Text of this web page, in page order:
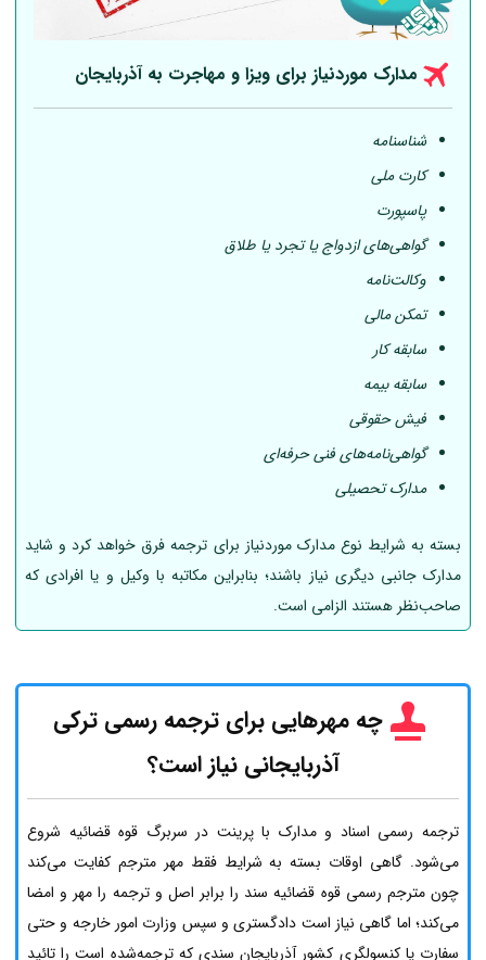
مدارک موردنیاز برای ویزا و مهاجرت به آذربایجان
شناسنامه
کارت ملی
پاسپورت
گواهی‌های ازدواج یا تجرد یا طلاق
وکالت‌نامه
تمکن مالی
سابقه کار
سابقه بیمه
فیش حقوقی
گواهی‌نامه‌های فنی حرفه‌ای
مدارک تحصیلی
بسته به شرایط نوع مدارک موردنیاز برای ترجمه فرق خواهد کرد و شاید
مدارک جانبی دیگری نیاز باشند؛ بنابراین مکاتبه با وکیل و یا افرادی که
صاحب‌نظر هستند الزامی است.
چه مهرهایی برای ترجمه رسمی ترکی
آذربایجانی نیاز است؟
ترجمه رسمی اسناد و مدارک با پرینت در سربرگ قوه قضائیه شروع
می‌شود. گاهی اوقات بسته به شرایط فقط مهر مترجم کفایت می‌کند
چون مترجم رسمی قوه قضائیه سند را برابر اصل و ترجمه را مهر و امضا
می‌کند؛ اما گاهی نیاز است دادگستری و سپس وزارت امور خارجه و حتی
سفارت یا کنسولگری کشور آذربایجان سندی که ترجمه‌شده است را تائید